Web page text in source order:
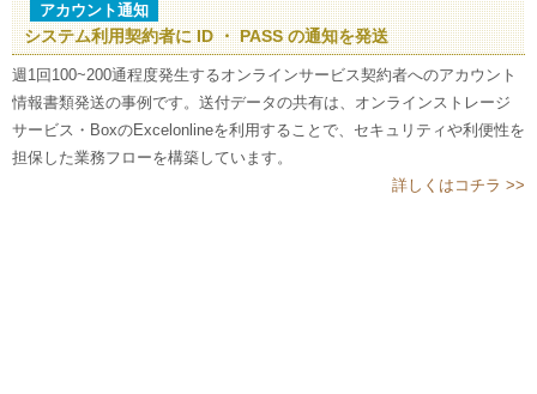
アカウント通知
システム利用契約者に ID ・ PASS の通知を発送
週1回100~200通程度発生するオンラインサービス契約者へのアカウント
情報書類発送の事例です。送付データの共有は、オンラインストレージ
サービス・BoxのExcelonlineを利用することで、セキュリティや利便性を
担保した業務フローを構築しています。
詳しくはコチラ >>